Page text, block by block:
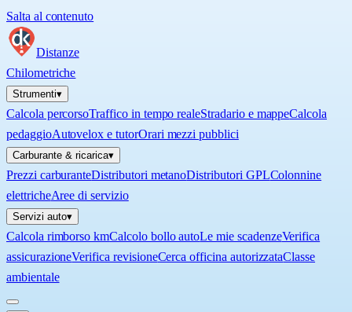
Salta al contenuto
Distanze
Chilometriche
Strumenti▾
Calcola percorsoTraffico in tempo realeStradario e mappeCalcola
pedaggioAutovelox e tutorOrari mezzi pubblici
Carburante & ricarica▾
Prezzi carburanteDistributori metanoDistributori GPLColonnine
elettricheAree di servizio
Servizi auto▾
Calcola rimborso kmCalcolo bollo autoLe mie scadenzeVerifica
assicurazioneVerifica revisioneCerca officina autorizzataClasse
ambientale